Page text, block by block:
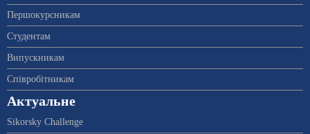
Першокурсникам
Студентам
Випускникам
Співробітникам
Актуальне
Sikorsky Challenge